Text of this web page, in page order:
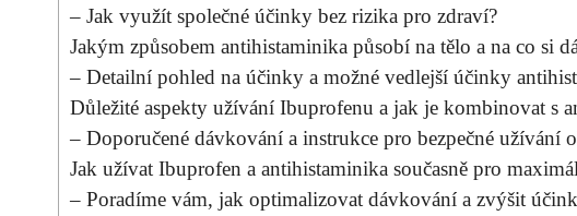
– Jak využít společné účinky bez rizika pro zdraví?
Jakým způsobem ​antihistaminika působí na tělo a na co si
– Detailní pohled na účinky a možné vedlejší účinky
Důležité aspekty‌ užívání Ibuprofenu⁢ a jak je kombinovat ⁣s
– Doporučené dávkování a instrukce​ pro ⁣bezpečné užívání
Jak užívat Ibuprofen a antihistaminika současně pro
– Poradíme vám, jak optimalizovat dávkování a zvýšit